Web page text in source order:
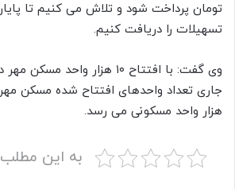
تومان پرداخت شود و تلاش می کنیم تا
تسهیلات را دریافت کنیم.
وی گفت: با افتتاح ۱۰ هزار واحد
هزار واحد مسکونی می رسد.
به این